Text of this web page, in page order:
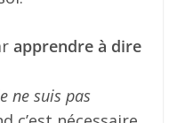
apprendre à dire
ne suis pas